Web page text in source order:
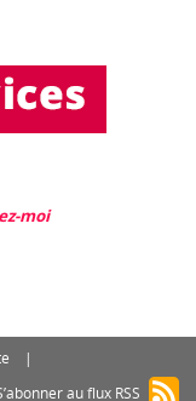
moi
au flux RSS